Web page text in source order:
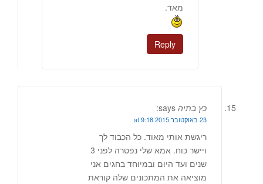
מאד.
Reply
כץ בתיה says:
23 באוקטובר 2015 at 9:18
ריגשת אותי מאוד. כל הכבוד לך
ויישר כוח. אמא שלי נפטרה לפני 3
שנים ועד היום ובמיוחד בחגים אני
מוציאה את המתכונים שלה קוראת